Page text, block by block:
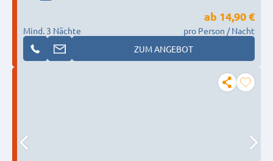
Mind. 3 Nächte
ab 14,90 €
pro Person / Nacht
ZUM ANGEBOT